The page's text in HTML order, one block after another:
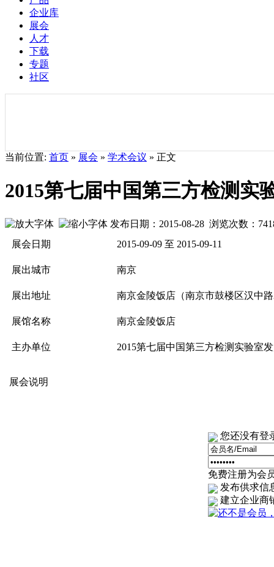
企业库
展会
人才
下载
专题
社区
当前位置: 首页 » 展会 » 学术会议 » 正文
2015第七届中国第三方检测实
发布日期：2015-08-28 浏览次数：
展会日期
2015-09-09 至 2015-09-11
展出城市 南京
展出地址 南京金陵饭店（南京市鼓楼区汉中
展馆名称 南京金陵饭店
主办单位 2015第七届中国第三方检测实验室
展会说明
您还没有登
免费注册为会
发布供求信
建立企业商